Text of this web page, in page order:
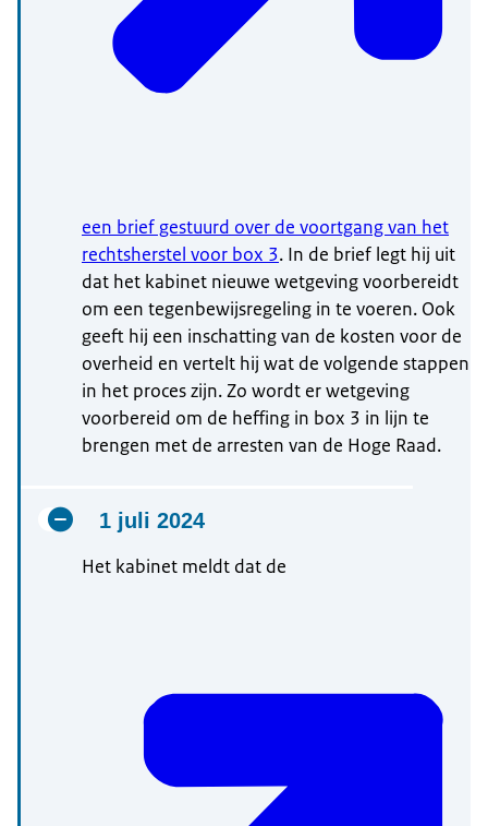
een brief gestuurd over de voortgang van het
rechtsherstel voor box 3. In de brief legt hij uit
dat het kabinet nieuwe wetgeving voorbereidt
om een tegenbewijsregeling in te voeren. Ook
geeft hij een inschatting van de kosten voor de
overheid en vertelt hij wat de volgende stappen
in het proces zijn. Zo wordt er wetgeving
voorbereid om de heffing in box 3 in lijn te
brengen met de arresten van de Hoge Raad.
1 juli 2024
Het kabinet meldt dat de